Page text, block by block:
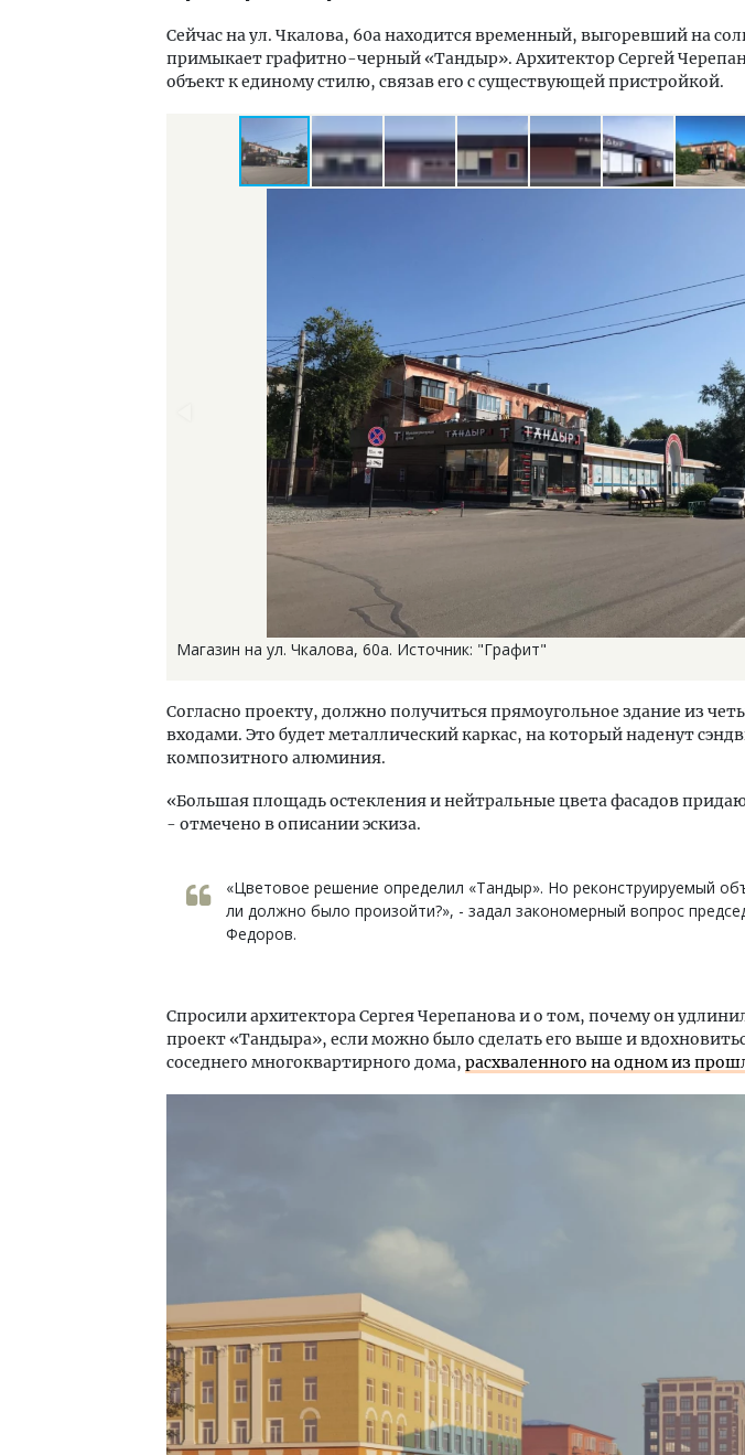
Сейчас на ул. Чкалова, 60а находится временный, выгоревший на
примыкает графитно-черный «Тандыр». Архитектор Сергей
объект к единому стилю, связав его с существующей пристройкой.
Магазин на ул. Чкалова, 60а. Источник: "Графит"
Согласно проекту, должно получиться прямоугольное здание из
входами. Это будет металлический каркас, на который наденут
композитного алюминия.
«Большая площадь остекления и нейтральные цвета фасадов
- отмечено в описании эскиза.
«Цветовое решение определил «Тандыр». Но реконструируемый
ли должно было произойти?», - задал закономерный вопрос
Федоров.
Спросили архитектора Сергея Черепанова и о том, почему он
проект «Тандыра», если можно было сделать его выше и
соседнего многоквартирного дома, расхваленного на одном из